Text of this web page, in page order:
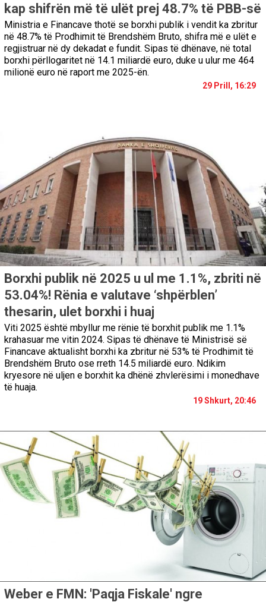
kap shifrën më të ulët prej 48.7% të PBB-së
Ministria e Financave thotë se borxhi publik i vendit ka zbritur
në 48.7% të Prodhimit të Brendshëm Bruto, shifra më e ulët e
regjistruar në dy dekadat e fundit. Sipas të dhënave, në total
borxhi përllogaritet në 14.1 miliardë euro, duke u ulur me 464
milionë euro në raport me 2025-ën.
29 Prill, 16:29
Borxhi publik në 2025 u ul me 1.1%, zbriti në
53.04%! Rënia e valutave ‘shpërblen’
thesarin, ulet borxhi i huaj
Viti 2025 është mbyllur me rënie të borxhit publik me 1.1%
krahasuar me vitin 2024. Sipas të dhënave të Ministrisë së
Financave aktualisht borxhi ka zbritur në 53% të Prodhimit të
Brendshëm Bruto ose rreth 14.5 miliardë euro. Ndikim
kryesore në uljen e borxhit ka dhënë zhvlerësimi i monedhave
të huaja.
19 Shkurt, 20:46
Weber e FMN: 'Paqja Fiskale' ngre